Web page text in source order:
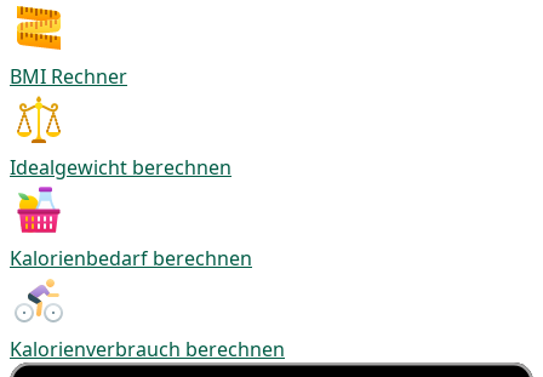
BMI Rechner
Idealgewicht berechnen
Kalorienbedarf berechnen
Kalorienverbrauch berechnen